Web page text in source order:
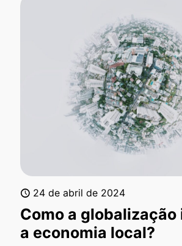
24 de abril de 2024
Como a globalização
a economia local?